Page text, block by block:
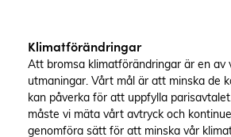
Klimatförändringar
Att bromsa klimatförändringar är en av
utmaningar. Vårt mål är att minska de
kan påverka för att uppfylla
måste vi mäta vårt avtryck och
genomföra sätt för att minska vår